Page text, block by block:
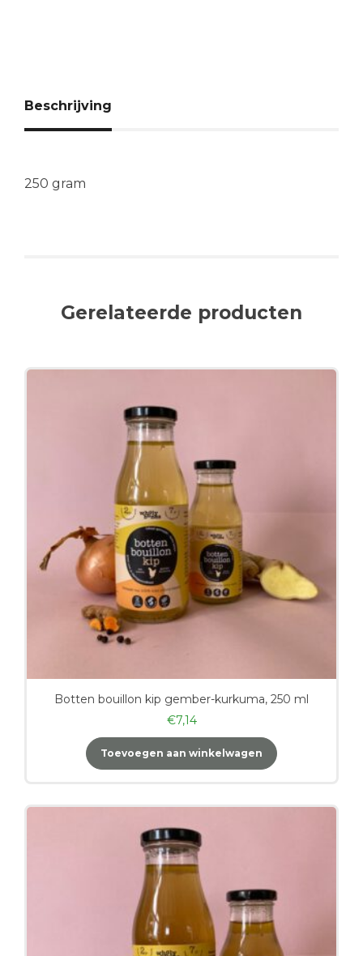
Beschrijving
250 gram
Gerelateerde producten
Botten bouillon kip gember-kurkuma, 250 ml
€7,14
Toevoegen aan winkelwagen